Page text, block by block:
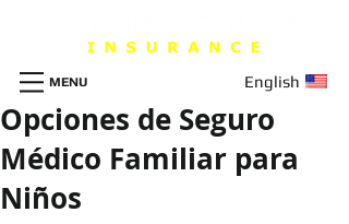
English
MENU
Opciones de Seguro
Médico Familiar para
Niños